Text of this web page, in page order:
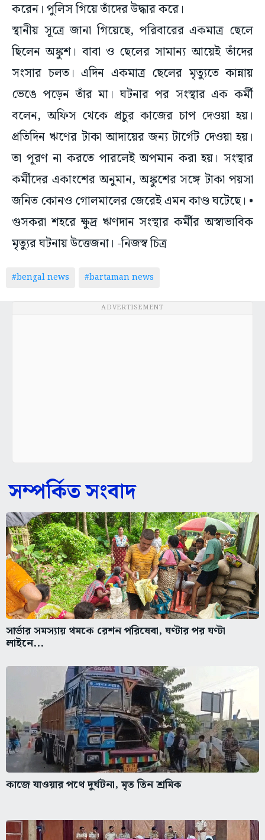
করেন। পুলিস গিয়ে তাঁদের উদ্ধার করে।
স্থানীয় সূত্রে জানা গিয়েছে, পরিবারের একমাত্র ছেলে
ছিলেন অঙ্কুশ। বাবা ও ছেলের সামান্য আয়েই তাঁদের
সংসার চলত। এদিন একমাত্র ছেলের মৃত্যুতে কান্নায়
ভেঙে পড়েন তাঁর মা। ঘটনার পর সংস্থার এক কর্মী
বলেন, অফিস থেকে প্রচুর কাজের চাপ দেওয়া হয়।
প্রতিদিন ঋণের টাকা আদায়ের জন্য টার্গেট দেওয়া হয়।
তা পূরণ না করতে পারলেই অপমান করা হয়। সংস্থার
কর্মীদের একাংশের অনুমান, অঙ্কুশের সঙ্গে টাকা পয়সা
জনিত কোনও গোলমালের জেরেই এমন কাণ্ড ঘটেছে। •
গুসকরা শহরে ক্ষুদ্র ঋণদান সংস্থার কর্মীর অস্বাভাবিক
মৃত্যুর ঘটনায় উত্তেজনা। -নিজস্ব চিত্র
#bengal news #bartaman news
ADVERTISEMENT
সম্পর্কিত সংবাদ
সার্ভার সমস্যায় থমকে রেশন পরিষেবা, ঘণ্টার পর ঘণ্টা
লাইনে...
কাজে যাওয়ার পথে দুর্ঘটনা, মৃত তিন শ্রমিক